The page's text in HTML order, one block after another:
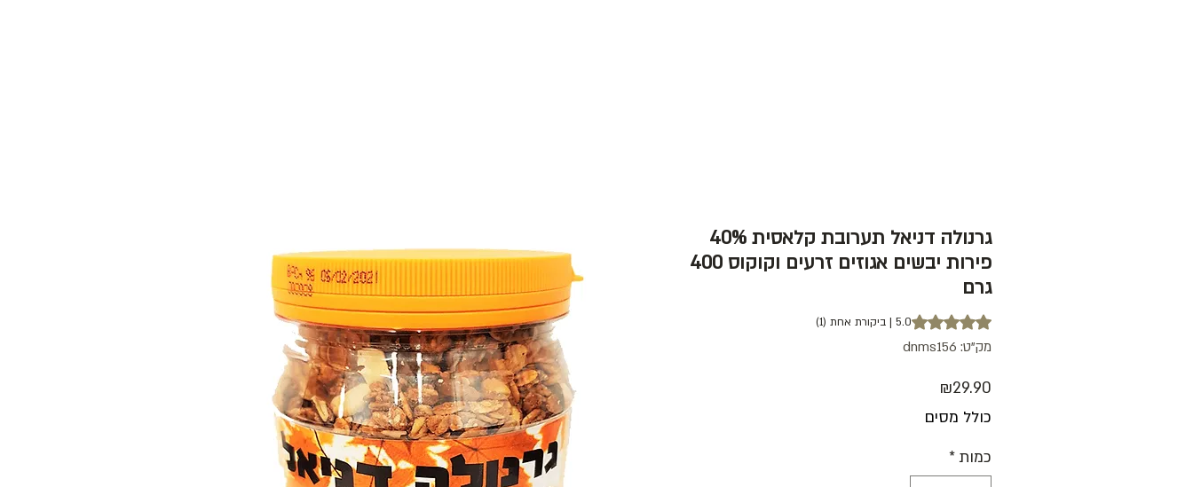
גרנולה דניאל תערובת קלאסית 40%
פירות יבשים אגוזים זרעים וקוקוס 400
גרם
Rating is 5.0 out of five stars based on 1 review
5.0 | ביקורת אחת (1)
מק"ט: dnms156
₪29.90
כולל מסים
כמות *